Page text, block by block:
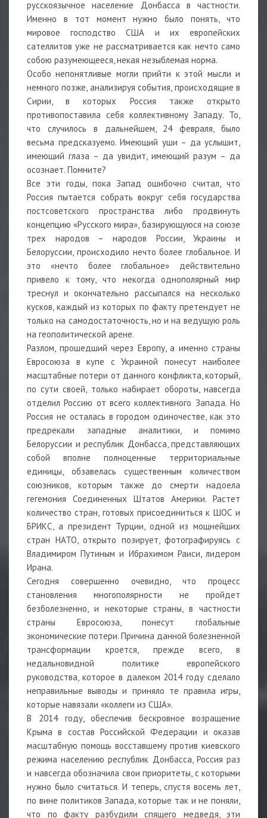
русскоязычное население Донбасса в частности.
Именно в тот момент нужно было понять, что
мировое господство США и их европейских
сателлитов уже не рассматривается как нечто само
собою разумеющееся, некая незыблемая норма.
Особо непонятливые могли прийти к этой мысли и
немного позже, анализируя события, происходящие в
Сирии, в которых Россия также открыто
противопоставила себя коллективному Западу. То,
что случилось в дальнейшем, 24 февраля, было
весьма предсказуемо. Имеющий уши – да услышит,
имеющий глаза – да увидит, имеющий разум – да
осознает. Помните?
Все эти годы, пока Запад ошибочно считал, что
Россия пытается собрать вокруг себя государства
постсоветского пространства либо продвинуть
концепцию «Русского мира», базирующуюся на союзе
трех народов – народов России, Украины и
Белоруссии, происходило нечто более глобальное. И
это «нечто более глобальное» действительно
привело к тому, что некогда однополярный мир
треснул и окончательно рассыпался на несколько
кусков, каждый из которых по факту претендует не
только на самодостаточность, но и на ведущую роль
на геополитической арене.
Разлом, прошедший через Европу, а именно страны
Евросоюза в купе с Украиной понесут наиболее
масштабные потери от данного конфликта, который,
по сути своей, только набирает обороты, навсегда
отделил Россию от всего коллективного Запада. Но
Россия не осталась в городом одиночестве, как это
предрекали западные аналитики, и помимо
Белоруссии и республик Донбасса, представляющих
собой вполне полноценные территориальные
единицы, обзавелась существенным количеством
союзников, которым также до смерти надоела
гегемония Соединенных Штатов Америки. Растет
количество стран, готовых присоединиться к ШОС и
БРИКС, а президент Турции, одной из мощнейших
стран НАТО, открыто позирует, фотографируясь с
Владимиром Путиным и Ибрахимом Раиси, лидером
Ирана.
Сегодня совершенно очевидно, что процесс
становления многополярности не пройдет
безболезненно, и некоторые страны, в частности
страны Евросоюза, понесут глобальные
экономические потери. Причина данной болезненной
трансформации кроется, прежде всего, в
недальновидной политике европейского
руководства, которое в далеком 2014 году сделало
неправильные выводы и приняло те правила игры,
которые навязали «коллеги из США».
В 2014 году, обеспечив бескровное возращение
Крыма в состав Российской Федерации и оказав
масштабную помощь восставшему против киевского
режима населению республик Донбасса, Россия раз
и навсегда обозначила свои приоритеты, с которыми
нужно было считаться. И теперь, спустя восемь лет,
по вине политиков Запада, которые так и не поняли,
что по факту разбудили спящего медведя, эти